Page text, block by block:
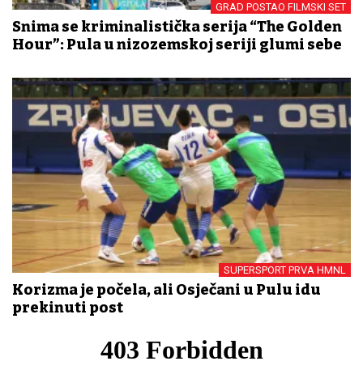
GRAD POSTAO FILMSKI SET
Snima se kriminalistička serija “The Golden
Hour”: Pula u nizozemskoj seriji glumi sebe
SUPERSPORT PRVA HMNL
Korizma je počela, ali Osječani u Pulu idu
prekinuti post